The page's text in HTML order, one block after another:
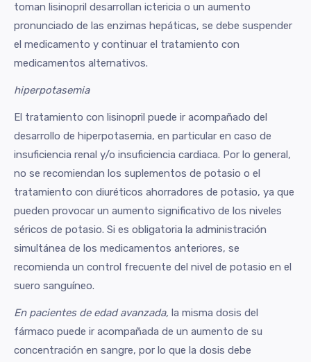
toman lisinopril desarrollan ictericia o un aumento
pronunciado de las enzimas hepáticas, se debe suspender
el medicamento y continuar el tratamiento con
medicamentos alternativos.
hiperpotasemia
El tratamiento con lisinopril puede ir acompañado del
desarrollo de hiperpotasemia, en particular en caso de
insuficiencia renal y/o insuficiencia cardiaca. Por lo general,
no se recomiendan los suplementos de potasio o el
tratamiento con diuréticos ahorradores de potasio, ya que
pueden provocar un aumento significativo de los niveles
séricos de potasio. Si es obligatoria la administración
simultánea de los medicamentos anteriores, se
recomienda un control frecuente del nivel de potasio en el
suero sanguíneo.
En pacientes de edad avanzada, la misma dosis del
fármaco puede ir acompañada de un aumento de su
concentración en sangre, por lo que la dosis debe